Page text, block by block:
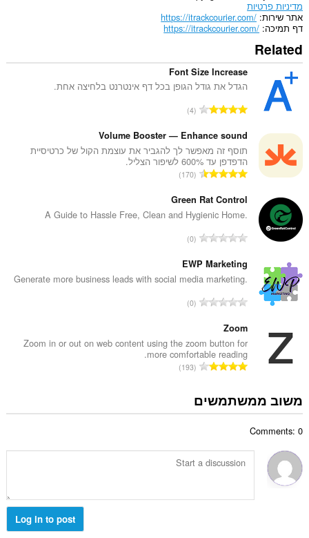
מדיניות פרטיות
אתר שירות https://itrackcourier.com/
דף תמיכה https://itrackcourier.com/
Related
Font Size Increase
הגדל את גודל הגופן בכל דף אינטרנט בלחיצה אחת.
מ
פ
ר
ד
י
ו
ג
י
ם
:
4
Volume Booster — Enhance sound
תוסף זה מאפשר לך להגביר את עוצמת הקול של כרטיסיית
הדפדפן עד 600% לשיפור הצליל.
מ
פ
ר
י
ו
ג
י
ם
170
Green Rat Control
A Guide to Hassle Free, Clean and Hygienic Home.
מ
פ
ר
י
ג
י
ם
0
EWP Marketing
Generate more business leads with social media marketing.
מ
ר
ד
י
ו
ג
:
0
Zoom
Zoom in or out on web content using the zoom button for
more comfortable reading.
מ
ר
ר
ו
ם
193
משוב ממשתמשים
Comments: 0
Log in to post